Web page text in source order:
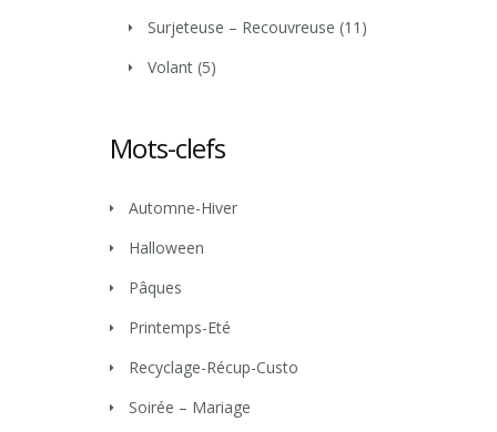
Surjeteuse – Recouvreuse (11)
Volant (5)
Mots-clefs
Automne-Hiver
Halloween
Pâques
Printemps-Eté
Recyclage-Récup-Custo
Soirée – Mariage